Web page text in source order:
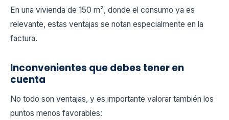
En una vivienda de 150 m², donde el consumo ya es
relevante, estas ventajas se notan especialmente en la
factura.
Inconvenientes que debes tener en
cuenta
No todo son ventajas, y es importante valorar también los
puntos menos favorables: